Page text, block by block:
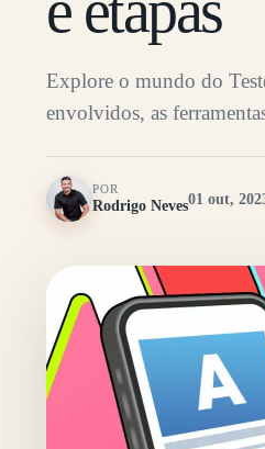
Explore o mundo do
envolvidos, as
POR
Rodrigo Neves01 out,